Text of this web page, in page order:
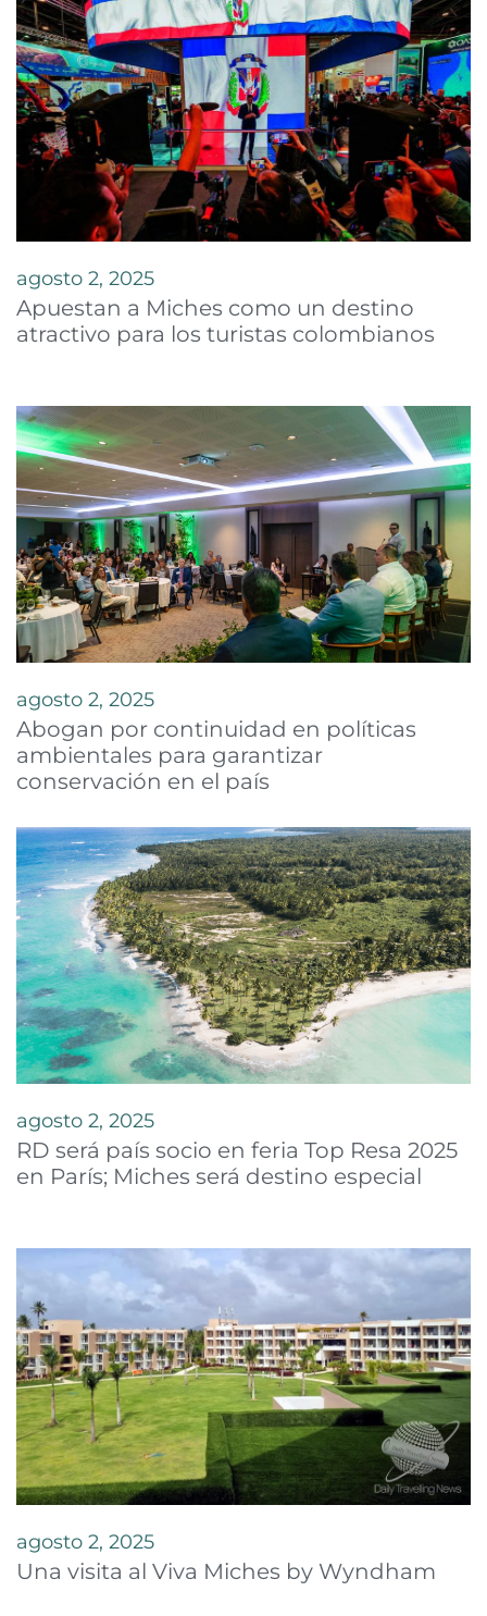
agosto 2, 2025
Apuestan a Miches como un destino
atractivo para los turistas colombianos
agosto 2, 2025
Abogan por continuidad en políticas
ambientales para garantizar
conservación en el país
agosto 2, 2025
RD será país socio en feria Top Resa 2025
en París; Miches será destino especial
agosto 2, 2025
Una visita al Viva Miches by Wyndham